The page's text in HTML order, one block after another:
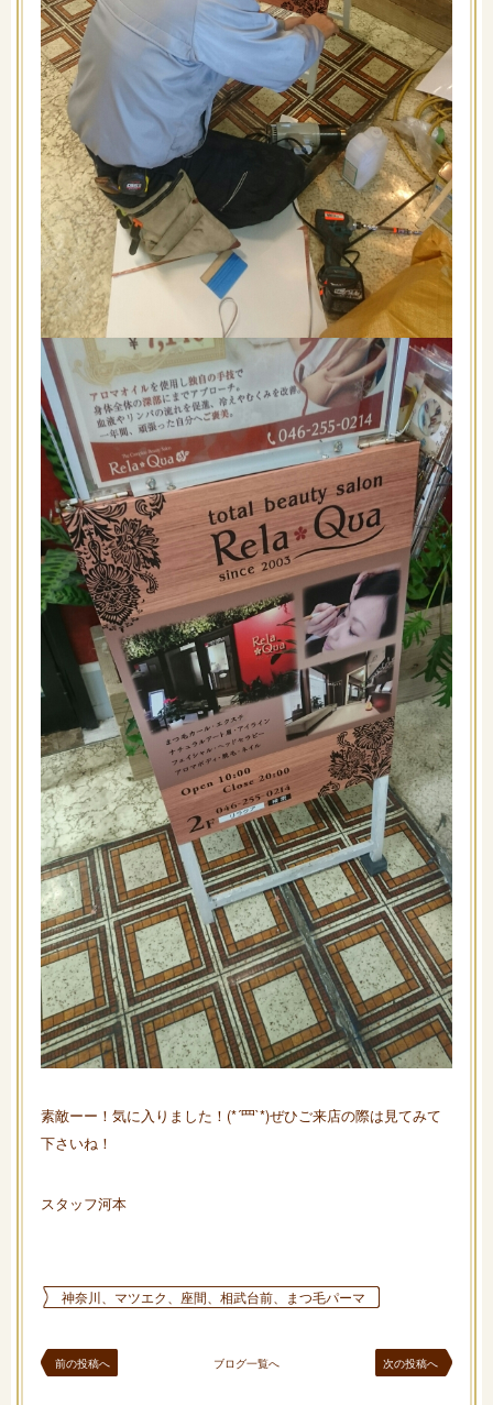
素敵ーー！気に入りました！(*´罒`*)ぜひご来店の際は見てみて
下さいね！
スタッフ河本
神奈川、マツエク、座間、相武台前、まつ毛パーマ
前の投稿へ ブログ一覧へ 次の投稿へ